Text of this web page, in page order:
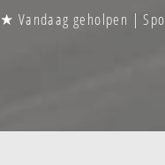
★ Vandaag geholpen |